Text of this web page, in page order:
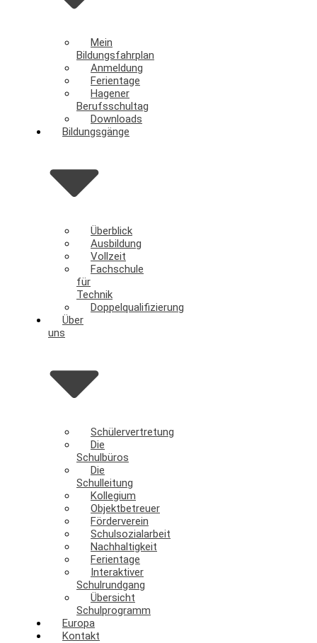
Mein
Bildungsfahrplan
Anmeldung
Ferientage
Hagener
Berufsschultag
Downloads
Bildungsgänge
Überblick
Ausbildung
Vollzeit
Fachschule
für
Technik
Doppelqualifizierung
Über
uns
Schülervertretung
Die
Schulbüros
Die
Schulleitung
Kollegium
Objektbetreuer
Förderverein
Schulsozialarbeit
Nachhaltigkeit
Ferientage
Interaktiver
Schulrundgang
Übersicht
Schulprogramm
Europa
Kontakt